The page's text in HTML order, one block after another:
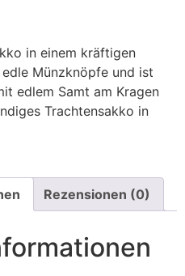
in einem kräftigen
Münzknöpfe und ist
edlem Samt am Kragen
Trachtensakko in
Rezensionen (0)